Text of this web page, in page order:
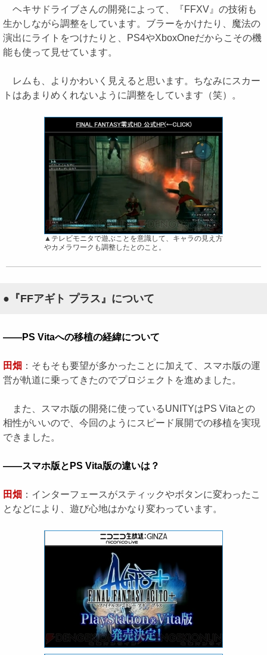
ヘキサドライブさんの開発によって、『FFXV』の技術も
生かしながら調整をしています。ブラーをかけたり、魔法の
演出にライトをつけたりと、PS4やXboxOneだからこその機
能も使って見せています。
レムも、よりかわいく見えると思います。ちなみにスカー
トはあまりめくれないように調整をしています（笑）。
▲テレビモニタで遊ぶことを意識して、キャラの見え方
やカメラワークも調整したとのこと。
●『FFアギト プラス』について
――PS Vitaへの移植の経緯について
田畑 ：そもそも要望が多かったことに加えて、スマホ版の運
営が軌道に乗ってきたのでプロジェクトを進めました。
また、スマホ版の開発に使っているUNITYはPS Vitaとの
相性がいいので、今回のようにスピード展開での移植を実現
できました。
――スマホ版とPS Vita版の違いは？
田畑 ：インターフェースがスティックやボタンに変わったこ
となどにより、遊び心地はかなり変わっています。